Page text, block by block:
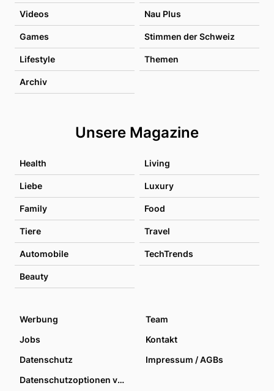
Videos Nau Plus
Games Stimmen der Schweiz
Lifestyle Themen
Archiv
Unsere Magazine
Health Living
Liebe Luxury
Family Food
Tiere Travel
Automobile TechTrends
Beauty
Werbung
Team
Jobs
Kontakt
Datenschutz
Impressum / AGBs
Datenschutzoptionen verwalten